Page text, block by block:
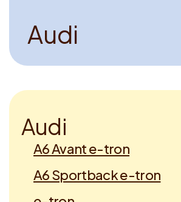
Audi
Audi
A6 Avant e-tron
A6 Sportback e-tron